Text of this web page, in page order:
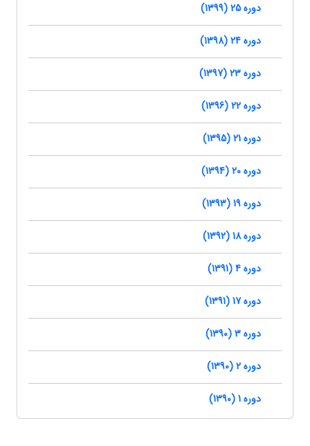
دوره 25 (1399)
دوره 24 (1398)
دوره 23 (1397)
دوره 22 (1396)
دوره 21 (1395)
دوره 20 (1394)
دوره 19 (1393)
دوره 18 (1392)
دوره 4 (1391)
دوره 17 (1391)
دوره 3 (1390)
دوره 2 (1390)
دوره 1 (1390)